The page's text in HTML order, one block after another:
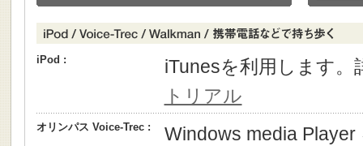
iPod :
iTunesを利用します
トリアル
オリンパス Voice-Trec :
Windows media